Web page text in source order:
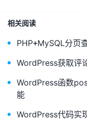
相关阅读
PHP+MySQL分页
WordPress获取评
WordPress函数
能
WordPress代码实